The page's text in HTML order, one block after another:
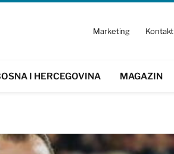
Marketing Kontakt
I HERCEGOVINA MAGAZIN